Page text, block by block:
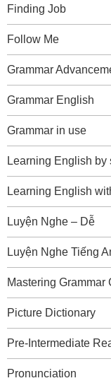
Finding Job
Follow Me
Grammar
Grammar English
Grammar in use
Learning English by
Learning English
Luyện Nghe – Dễ
Luyện Nghe Tiếng
Mastering Grammar
Picture Dictionary
Pre-Intermediate
Pronunciation